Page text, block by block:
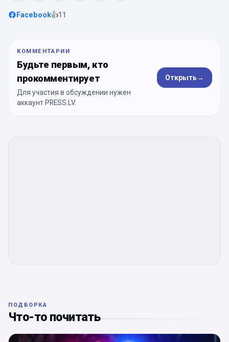
Facebook👍11
КОММЕНТАРИИ
Будьте первым, кто
прокомментирует
Для участия в обсуждении нужен
аккаунт PRESS.LV.
Открыть→
ПОДБОРКА
Что-то почитать